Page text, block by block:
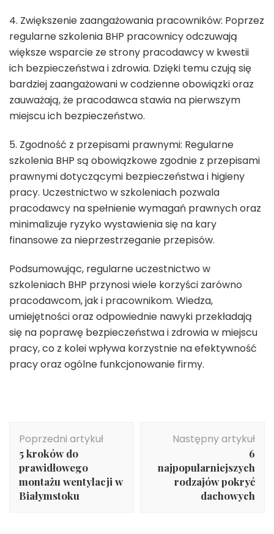
4. Zwiększenie zaangażowania pracowników: Poprzez
regularne szkolenia BHP pracownicy odczuwają
większe wsparcie ze strony pracodawcy w kwestii
ich bezpieczeństwa i zdrowia. Dzięki temu czują się
bardziej zaangażowani w codzienne obowiązki oraz
zauważają, że pracodawca stawia na pierwszym
miejscu ich bezpieczeństwo.
5. Zgodność z przepisami prawnymi: Regularne
szkolenia BHP są obowiązkowe zgodnie z przepisami
prawnymi dotyczącymi bezpieczeństwa i higieny
pracy. Uczestnictwo w szkoleniach pozwala
pracodawcy na spełnienie wymagań prawnych oraz
minimalizuje ryzyko wystawienia się na kary
finansowe za nieprzestrzeganie przepisów.
Podsumowując, regularne uczestnictwo w
szkoleniach BHP przynosi wiele korzyści zarówno
pracodawcom, jak i pracownikom. Wiedza,
umiejętności oraz odpowiednie nawyki przekładają
się na poprawę bezpieczeństwa i zdrowia w miejscu
pracy, co z kolei wpływa korzystnie na efektywność
pracy oraz ogólne funkcjonowanie firmy.
wpisu
Poprzedni artykuł
5 kroków do
prawidłowego
montażu wentylacji w
Białymstoku
Następny artykuł
6
najpopularniejszych
rodzajów pokryć
dachowych